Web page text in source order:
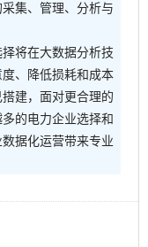
集、管理、分析与
将在大数据分析技
、降低损耗和成本
建，面对更合理的
的电力企业选择和
据化运营带来专业